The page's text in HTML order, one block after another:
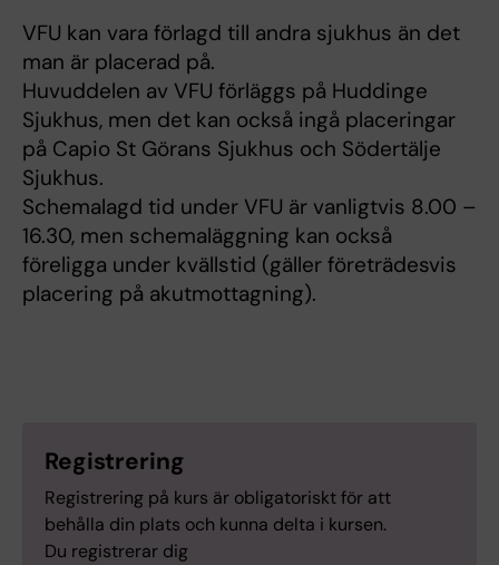
VFU kan vara förlagd till andra sjukhus än det
man är placerad på.
Huvuddelen av VFU förläggs på Huddinge
Sjukhus, men det kan också ingå placeringar
på Capio St Görans Sjukhus och Södertälje
Sjukhus.
Schemalagd tid under VFU är vanligtvis 8.00 –
16.30, men schemaläggning kan också
föreligga under kvällstid (gäller företrädesvis
placering på akutmottagning).
Registrering
Registrering på kurs är obligatoriskt för att
behålla din plats och kunna delta i kursen.
Du registrerar dig